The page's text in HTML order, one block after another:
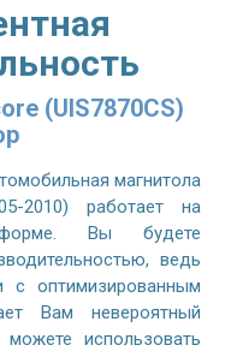
(UIS7870CS)
магнитола
2010) работает на
Вы будете
ведь
оптимизированным
Вам невероятный
использовать